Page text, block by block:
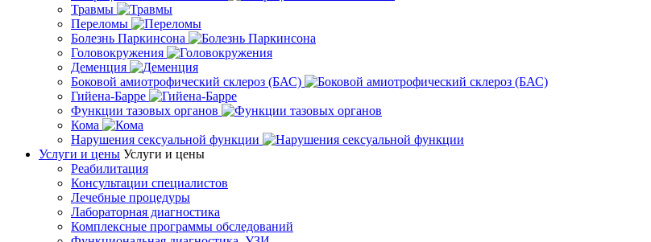
Травмы
Переломы
Болезнь Паркинсона
Головокружения
Деменция
Боковой амиотрофический склероз (БАС)
Гийена-Барре
Функции тазовых органов
Кома
Нарушения сексуальной функции
Услуги и цены Услуги и цены
Реабилитация
Консультации специалистов
Лечебные процедуры
Лабораторная диагностика
Комплексные программы обследований